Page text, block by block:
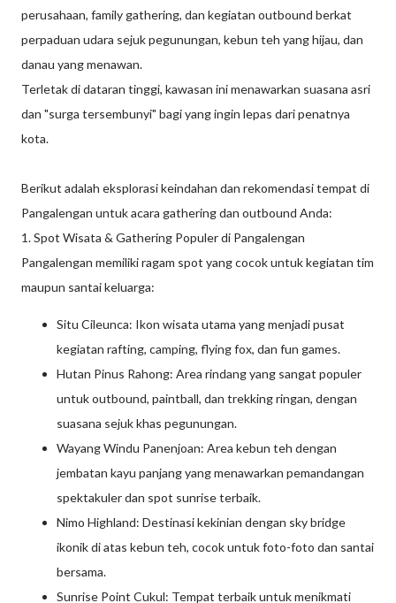
perusahaan, family gathering, dan kegiatan outbound berkat
perpaduan udara sejuk pegunungan, kebun teh yang hijau, dan
danau yang menawan.
Terletak di dataran tinggi, kawasan ini menawarkan suasana asri
dan "surga tersembunyi" bagi yang ingin lepas dari penatnya
kota.
Berikut adalah eksplorasi keindahan dan rekomendasi tempat di
Pangalengan untuk acara gathering dan outbound Anda:
1. Spot Wisata & Gathering Populer di Pangalengan
Pangalengan memiliki ragam spot yang cocok untuk kegiatan tim
maupun santai keluarga:
Situ Cileunca: Ikon wisata utama yang menjadi pusat
kegiatan rafting, camping, flying fox, dan fun games.
Hutan Pinus Rahong: Area rindang yang sangat populer
untuk outbound, paintball, dan trekking ringan, dengan
suasana sejuk khas pegunungan.
Wayang Windu Panenjoan: Area kebun teh dengan
jembatan kayu panjang yang menawarkan pemandangan
spektakuler dan spot sunrise terbaik.
Nimo Highland: Destinasi kekinian dengan sky bridge
ikonik di atas kebun teh, cocok untuk foto-foto dan santai
bersama.
Sunrise Point Cukul: Tempat terbaik untuk menikmati